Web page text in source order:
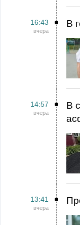
16:43
вчера
В
14:57
вчера
В
13:41
вчера